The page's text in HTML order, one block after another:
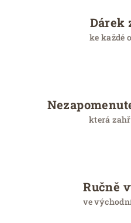
Dárek
ke každé
která
Ručně
ve